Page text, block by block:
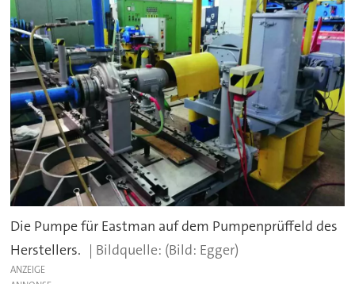
Die Pumpe für Eastman auf dem Pumpenprüffeld des
Herstellers.
(Bild: Egger)
ANZEIGE